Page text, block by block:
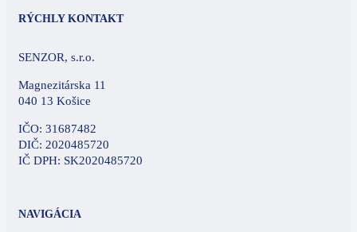
RÝCHLY KONTAKT
SENZOR, s.r.o.
Magnezitárska 11
040 13 Košice
IČO: 31687482
DIČ: 2020485720
IČ DPH: SK2020485720
NAVIGÁCIA